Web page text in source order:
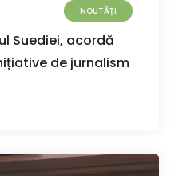
NOUTĂȚI
Suediei, acordă
de jurnalism